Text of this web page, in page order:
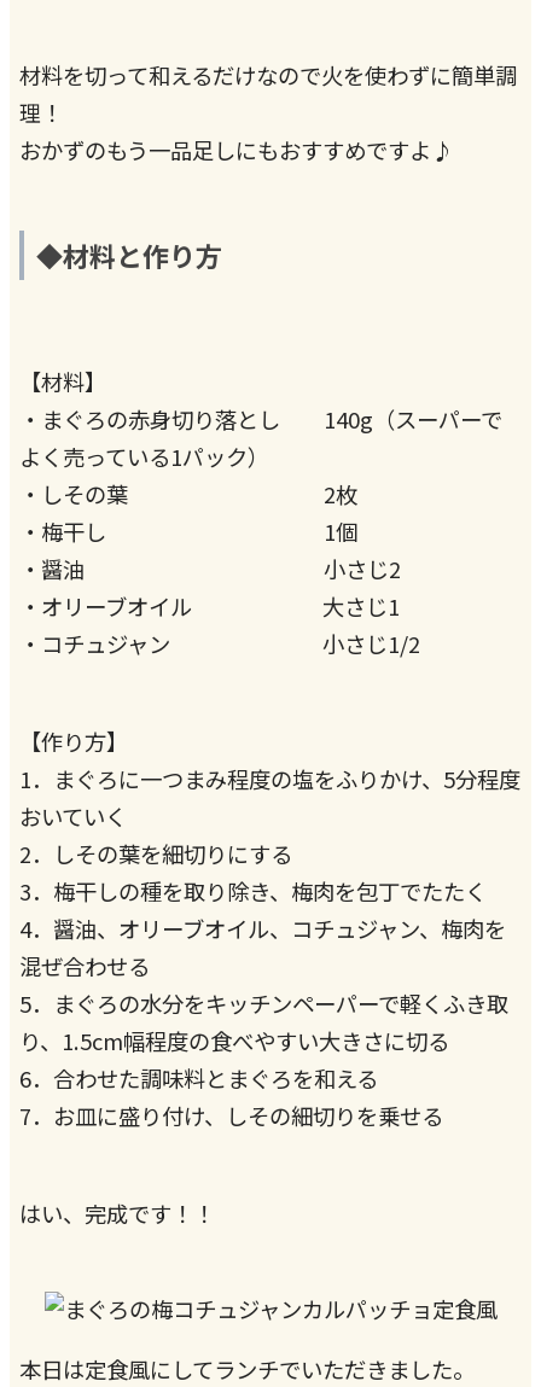
材料を切って和えるだけなので火を使わずに簡単調
理！
おかずのもう一品足しにもおすすめですよ♪
◆材料と作り方
【材料】
・まぐろの赤身切り落とし 140g（スーパーで
よく売っている1パック）
・しその葉 2枚
・梅干し 1個
・醤油 小さじ2
・オリーブオイル 大さじ1
・コチュジャン 小さじ1/2
【作り方】
1．まぐろに一つまみ程度の塩をふりかけ、5分程度
おいていく
2．しその葉を細切りにする
3．梅干しの種を取り除き、梅肉を包丁でたたく
4．醤油、オリーブオイル、コチュジャン、梅肉を
混ぜ合わせる
5．まぐろの水分をキッチンペーパーで軽くふき取
り、1.5cm幅程度の食べやすい大きさに切る
6．合わせた調味料とまぐろを和える
7．お皿に盛り付け、しその細切りを乗せる
はい、完成です！！
本日は定食風にしてランチでいただきました。